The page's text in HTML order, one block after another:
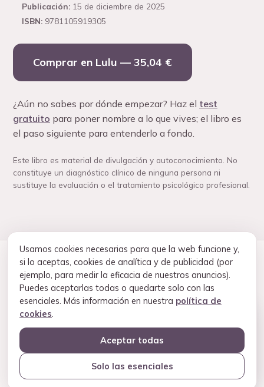
Publicación:15 de diciembre de 2025
ISBN:9781105919305
Comprar en Lulu — 35,04 €
¿Aún no sabes por dónde empezar? Haz el test
gratuito para poner nombre a lo que vives; el libro es
el paso siguiente para entenderlo a fondo.
Este libro es material de divulgación y autoconocimiento. No
constituye un diagnóstico clínico de ninguna persona ni
sustituye la evaluación o el tratamiento psicológico profesional.
Gemma·Albarracín
CursosApoyo Mi cuenta y pagosContactoAviso legal
Condiciones de contrataciónPrivacidadCookies
Gemma Albarracín · Psicóloga experta en trauma,
trastornos de personalidad y EMDR · Col. G-7670
vives? Habla con nuestra ayuda de
— educativa, gratuita y sin juicios.
Empezar
Usamos cookies necesarias para que la web funcione y,
si lo aceptas, cookies de analítica y de publicidad (por
ejemplo, para medir la eficacia de nuestros anuncios).
Puedes aceptarlas todas o quedarte solo con las
esenciales. Más información en nuestra política de
cookies.
Aceptar todas
Solo las esenciales